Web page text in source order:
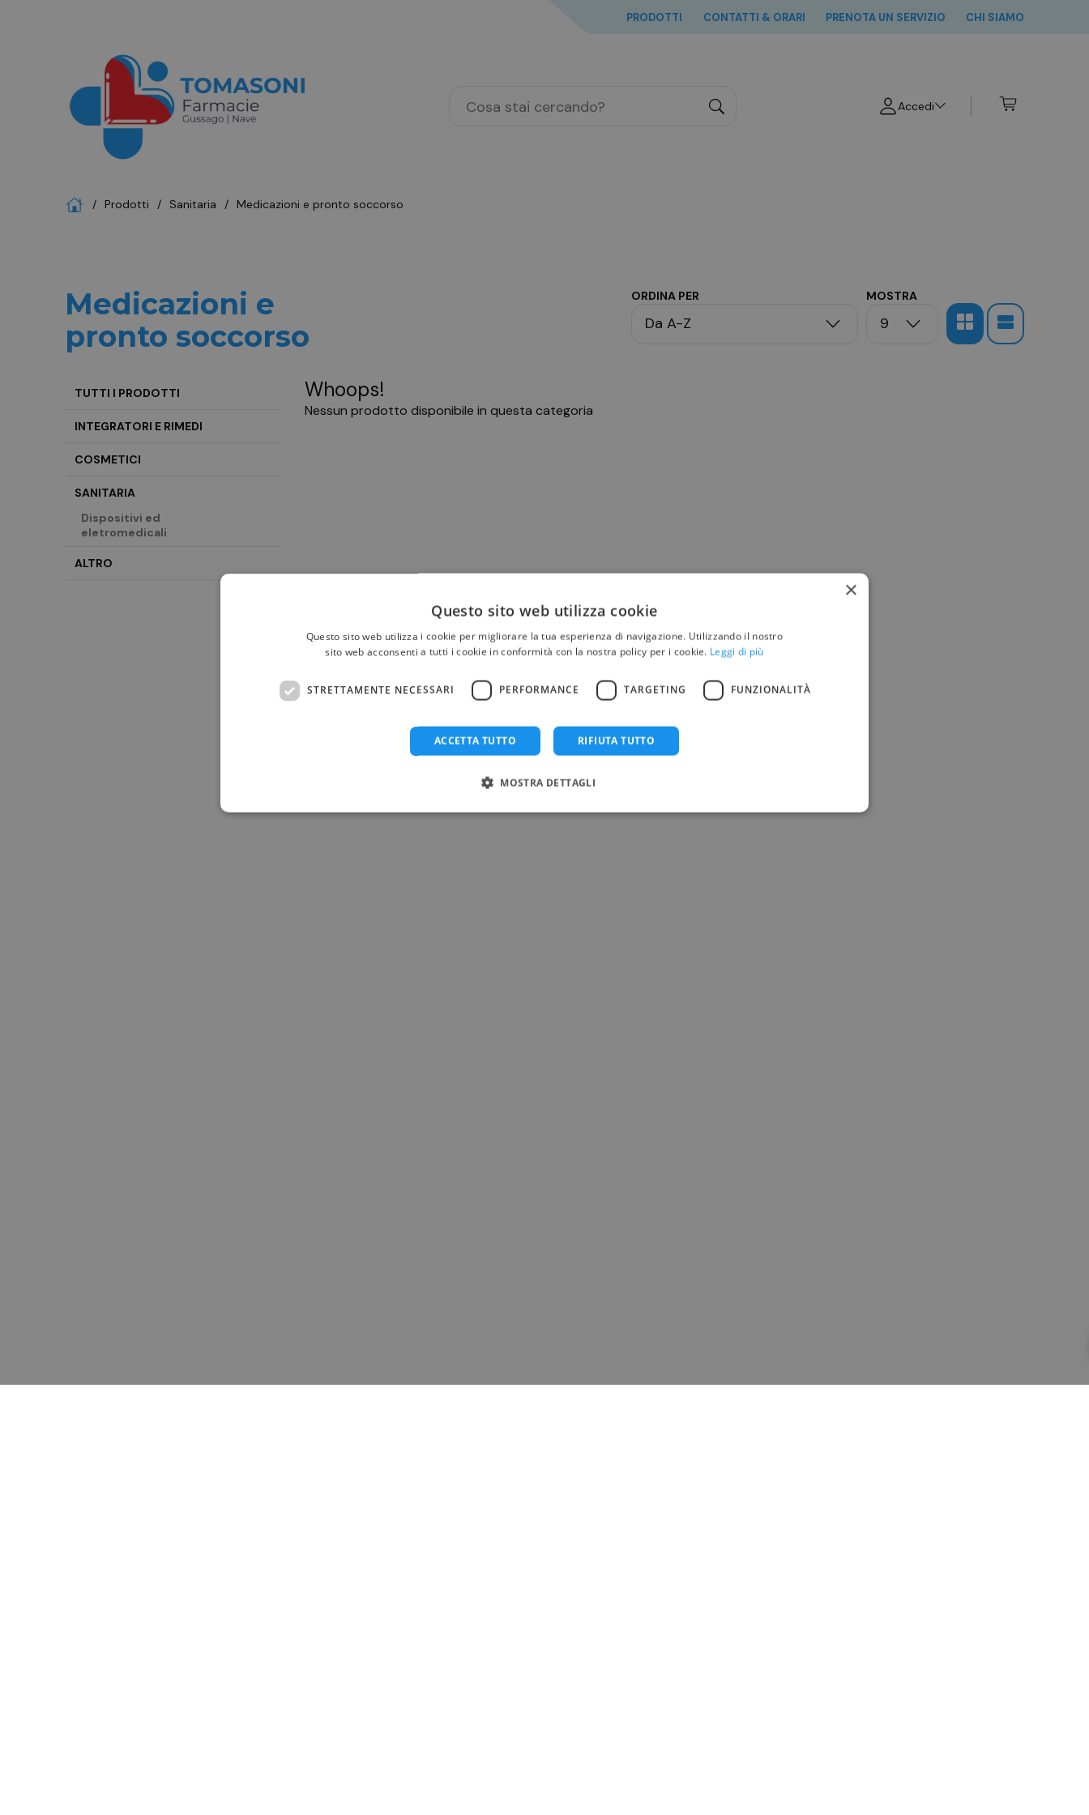
PRODOTTI CONTATTI & ORARI PRENOTA UN SERVIZIO CHI SIAMO
"Cerca Accedi
HomeProdotti sanitaria medicazioni e pronto soccorso
Medicazioni e
pronto soccorso
ORDINA PER MOSTRA
TUTTI I PRODOTTI
INTEGRATORI E RIMEDI
COSMETICI
SANITARIA
Dispositivi ed
eletromedicali
ALTRO
Whoops!
Nessun prodotto disponibile in questa categoria
×
Questo sito web utilizza cookie
Questo sito web utilizza i cookie per migliorare la tua esperienza di navigazione. Utilizzando il nostro
sito web acconsenti a tutti i cookie in conformità con la nostra policy per i cookie. Leggi di più
STRETTAMENTE NECESSARI PERFORMANCE TARGETING FUNZIONALITÀ
ACCETTA TUTTO RIFIUTA TUTTO
MOSTRA DETTAGLI